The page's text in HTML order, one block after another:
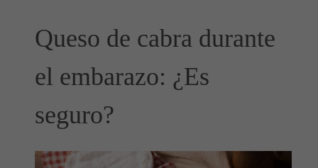
Queso de cabra durante
el embarazo: ¿Es
seguro?